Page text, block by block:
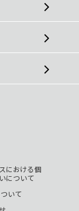
における個
について
いて